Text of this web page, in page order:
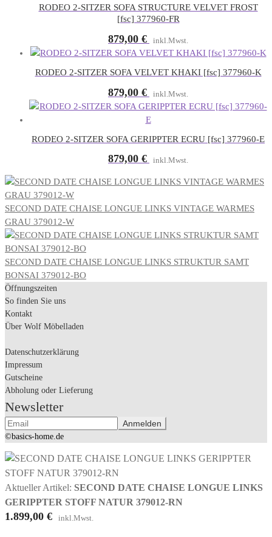
RODEO 2-SITZER SOFA STRUCTURE VELVET FROST
[fsc] 377960-FR
879,00 € inkl.Mwst.
RODEO 2-SITZER SOFA VELVET KHAKI [fsc] 377960-K
879,00 € inkl.Mwst.
RODEO 2-SITZER SOFA GERIPPTER ECRU [fsc] 377960-E
879,00 € inkl.Mwst.
SECOND DATE CHAISE LONGUE LINKS VINTAGE WARMES
GRAU 379012-W
SECOND DATE CHAISE LONGUE LINKS STRUKTUR SAMT
BONSAI 379012-BO
Öffnungszeiten
So finden Sie uns
Kontakt
Über Wolf Möbelladen
Datenschutzerklärung
Impressum
Gutscheine
Abholung oder Lieferung
Newsletter
©basics-home.de
Aktueller Artikel: SECOND DATE CHAISE LONGUE LINKS
GERIPPTER STOFF NATUR 379012-RN
1.899,00 € inkl.Mwst.